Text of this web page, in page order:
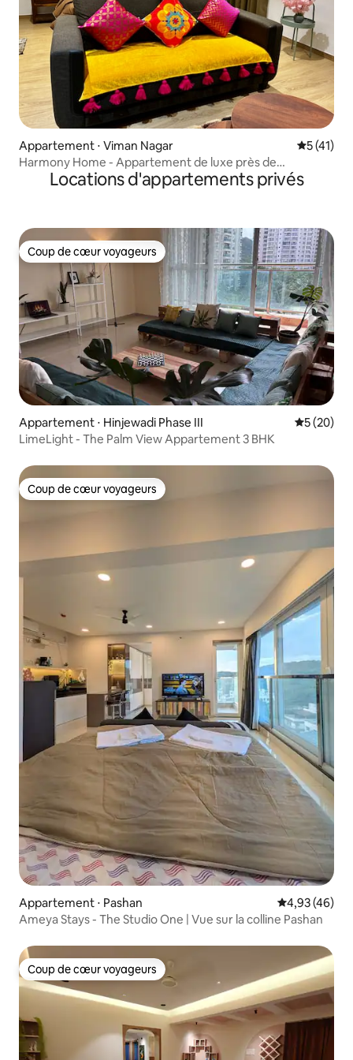
Appartement ⋅ Viman Nagar
5 (41)
Harmony Home - Appartement de luxe près de
l'aéroport/Symbiosis
Locations d'appartements privés
Coup de cœur voyageurs
Coup de cœur voyageurs
Appartement ⋅ Hinjewadi Phase III
5 (20)
LimeLight - The Palm View Appartement 3 BHK
Coup de cœur voyageurs
Coup de cœur voyageurs
Appartement ⋅ Pashan Évaluation
4,93 (46)
Ameya Stays - The Studio One | Vue sur la colline Pashan
Coup de cœur voyageurs
Coup de cœur voyageurs